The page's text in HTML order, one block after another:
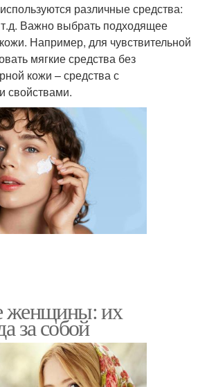
различные средства:
Важно выбрать подходящее
Например, для чувствительной
мягкие средства без
кожи – средства с
свойствами.
женщины: их
за собой